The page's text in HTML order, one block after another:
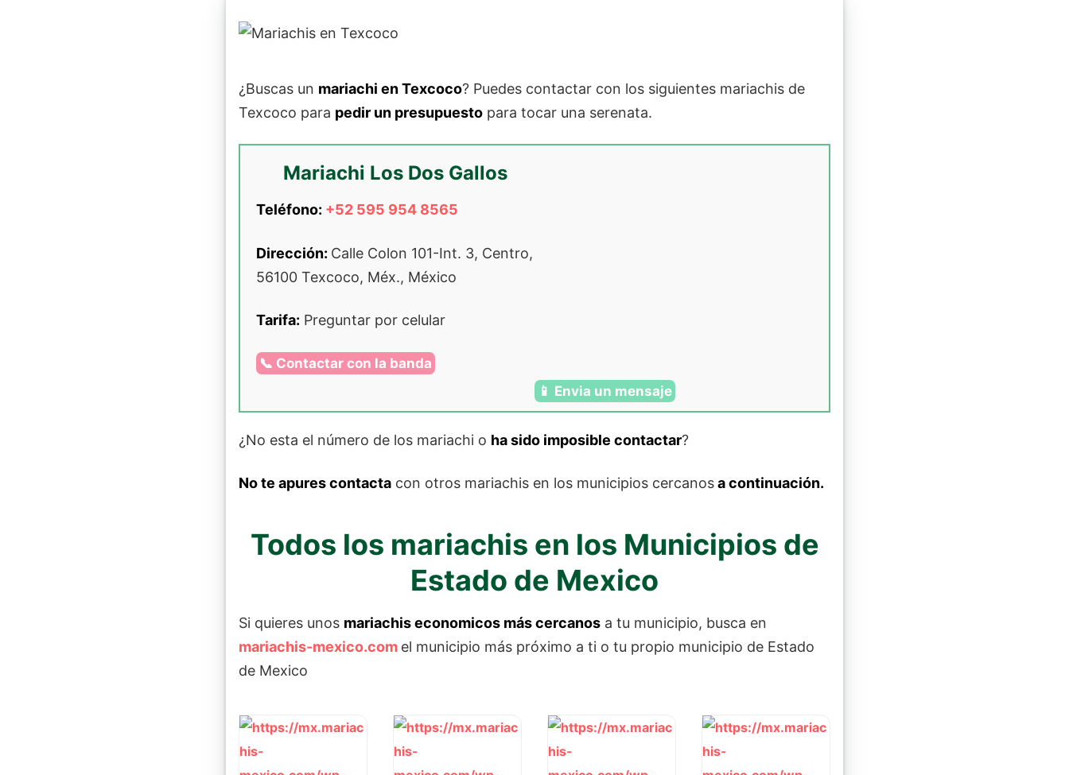
¿Buscas un mariachi en Texcoco? Puedes contactar con los siguientes mariachis de
Texcoco para pedir un presupuesto para tocar una serenata.
Mariachi Los Dos Gallos
Teléfono: +52 595 954 8565
Dirección: Calle Colon 101-Int. 3, Centro,
56100 Texcoco, Méx., México
Tarifa: Preguntar por celular
📞 Contactar con la banda
📱 Envia un mensaje
¿No esta el número de los mariachi o ha sido imposible contactar?
No te apures contacta con otros mariachis en los municipios cercanosa continuación.
Todos los mariachis en los Municipios de
Estado de Mexico
Si quieres unos mariachis economicos más cercanos a tu municipio, busca en
mariachis-mexico.com el municipio más próximo a ti o tu propio municipio de Estado
de Mexico